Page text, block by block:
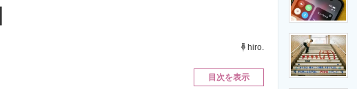
門サイト エネルギーの専門メディア
hiro.
目次を表示